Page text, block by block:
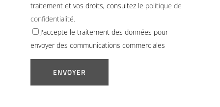
traitement et vos droits, consultez le politique de
confidentialité.
J'accepte le traitement des données pour
envoyer des communications commerciales